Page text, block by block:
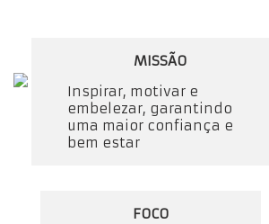
MISSÃO
Inspirar, motivar e
embelezar, garantindo
uma maior confiança e
bem estar
FOCO